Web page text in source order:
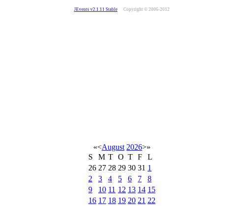
JEvents v2.1.11 Stable Copyright © 2006-2012
«<August 2026>»
S
M T O T F
L
26 27 28 29 30 31 1
2
3 4 5 6 7
8
9
10 11 12 13 14 15
16 17 18 19 20 21 22